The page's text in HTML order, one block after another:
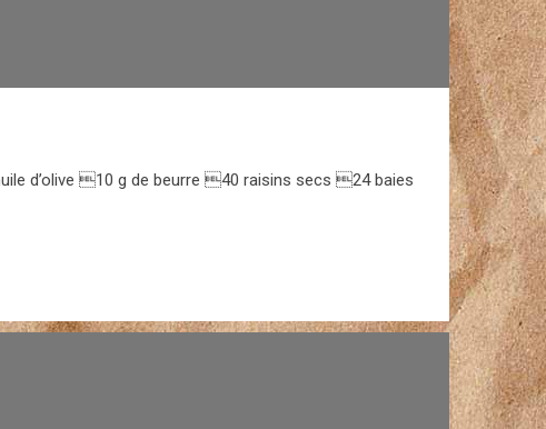
d’olive 10 g de beurre 40 raisins secs 24 baies